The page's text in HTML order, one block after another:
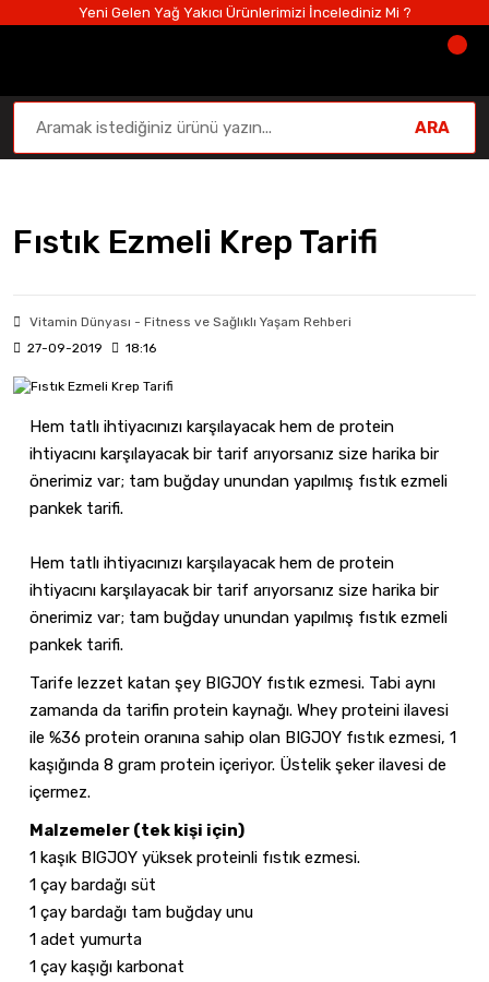
Yeni Gelen Yağ Yakıcı Ürünlerimizi İncelediniz Mi ?
ARA
Fıstık Ezmeli Krep Tarifi
Vitamin Dünyası - Fitness ve Sağlıklı Yaşam Rehberi
27-09-2019
18:16
Hem tatlı ihtiyacınızı karşılayacak hem de protein
ihtiyacını karşılayacak bir tarif arıyorsanız size harika bir
önerimiz var; tam buğday unundan yapılmış fıstık ezmeli
pankek tarifi.
Hem tatlı ihtiyacınızı karşılayacak hem de protein
ihtiyacını karşılayacak bir tarif arıyorsanız size harika bir
önerimiz var; tam buğday unundan yapılmış fıstık ezmeli
pankek tarifi.
Tarife lezzet katan şey BIGJOY fıstık ezmesi. Tabi aynı
zamanda da tarifin protein kaynağı. Whey proteini ilavesi
ile %36 protein oranına sahip olan BIGJOY fıstık ezmesi, 1
kaşığında 8 gram protein içeriyor. Üstelik şeker ilavesi de
içermez.
Malzemeler (tek kişi için)
1 kaşık BIGJOY yüksek proteinli fıstık ezmesi.
1 çay bardağı süt
1 çay bardağı tam buğday unu
1 adet yumurta
1 çay kaşığı karbonat